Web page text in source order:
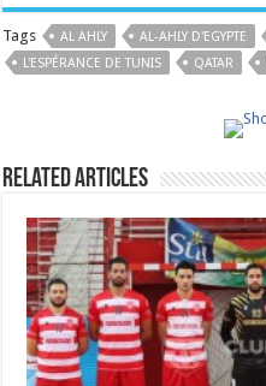
Tags AL AHLY AL-AHLY D'EGYPTE
L'ESPÉRANCE DE TUNIS
QATAR
Related Articles